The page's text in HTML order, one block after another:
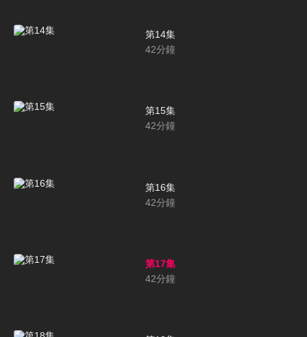
第14集
42分鐘
第15集
42分鐘
第16集
42分鐘
第17集
42分鐘